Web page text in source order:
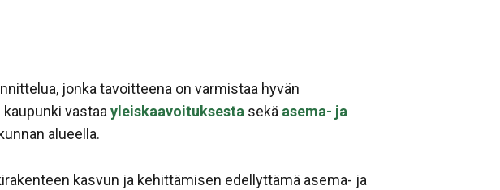
jonka tavoitteena on varmistaa hyvän
vastaa yleiskaavoituksesta sekä asema- ja
alueella.
kasvun ja kehittämisen edellyttämä asema- ja